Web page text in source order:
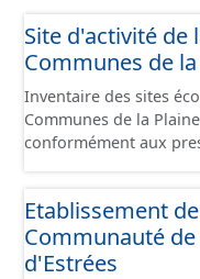
Site d'activité de
Communes de
Inventaire des sites
Communes de la
conformément aux
Etablissement
Communauté
d'Estrées